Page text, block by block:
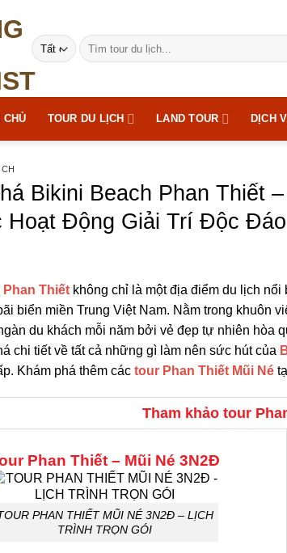
Tìm
kiếm:
CHỦ TOUR DU LỊCH LAND TOUR DỊCH
Bikini Beach Phan Thiết
Hoạt Động Giải Trí Độc Đáo
Phan Thiết không chỉ là một địa điểm du lịch
biển miền Trung Việt Nam. Nằm trong khuôn
du khách mỗi năm bởi vẻ đẹp tự nhiên hòa
chi tiết về tất cả những gì làm nên sức hút của
Khám phá thêm các tour Phan Thiết Mũi Né
Tham khảo tour
Phan Thiết – Mũi Né 3N2Đ
PHAN THIẾT MŨI NÉ 3N2Đ – LỊCH
TRÌNH TRỌN GÓI